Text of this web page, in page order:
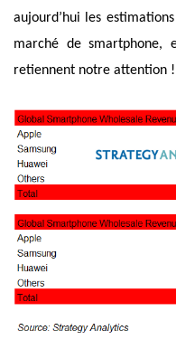
aujourd’hui les
marché de smartphone,
retiennent notre attention !